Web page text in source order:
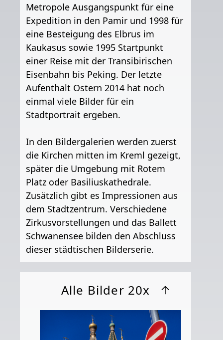
Metropole Ausgangspunkt für eine
Expedition in den Pamir und 1998 für
eine Besteigung des Elbrus im
Kaukasus sowie 1995 Startpunkt
einer Reise mit der Transibirischen
Eisenbahn bis Peking. Der letzte
Aufenthalt Ostern 2014 hat noch
einmal viele Bilder für ein
Stadtportrait ergeben.
In den Bildergalerien werden zuerst
die Kirchen mitten im Kreml gezeigt,
später die Umgebung mit Rotem
Platz oder Basiliuskathedrale.
Zusätzlich gibt es Impressionen aus
dem Stadtzentrum. Verschiedene
Zirkusvorstellungen und das Ballett
Schwanensee bilden den Abschluss
dieser städtischen Bilderserie.
Alle Bilder 20x